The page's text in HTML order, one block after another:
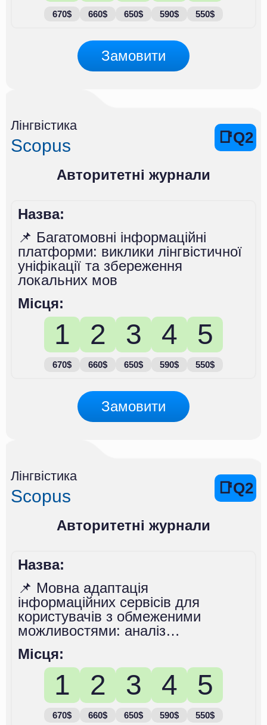
670$ 660$ 650$ 590$ 550$
Замовити
Лінгвістика
Scopus
Авторитетні журнали
📑Q2
Назва:
📌 Багатомовні інформаційні
платформи: виклики лінгвістичної
уніфікації та збереження
локальних мов
Місця:
1
670$
2
660$
3
650$
4
590$
5
550$
Замовити
Лінгвістика
Scopus
Авторитетні журнали
📑Q2
Назва:
📌 Мовна адаптація
інформаційних сервісів для
користувачів з обмеженими
можливостями: аналіз
ефективності стратегій
Місця:
1
670$
2
660$
3
650$
4
590$
5
550$